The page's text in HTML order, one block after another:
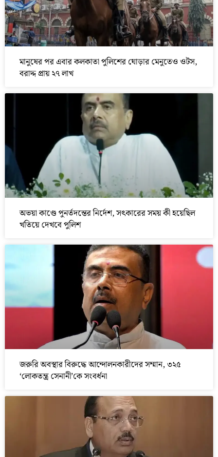
মানুষের পর এবার কলকাতা পুলিশের ঘোড়ার মেনুতেও ওটস,
বরাদ্দ প্রায় ২৭ লাখ
অভয়া কাণ্ডে পুনর্তদন্তের নির্দেশ, সৎকারের সময় কী হয়েছিল
খতিয়ে দেখবে পুলিশ
জরুরি অবস্থার বিরুদ্ধে আন্দোলনকারীদের সম্মান, ৩২৫
‘লোকতন্ত্র সেনানী’কে সংবর্ধনা